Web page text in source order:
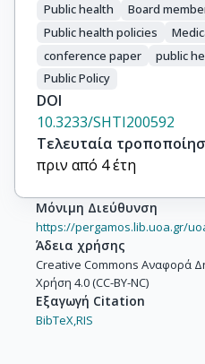
Public health Board
Public health policies
conference paper
public
Public Policy
DOI
10.3233/SHTI200592
Τελευταία
πριν από 4 έτη
Μόνιμη Διεύθυνση
https://pergamos.lib.uoa.gr/
Άδεια χρήσης
Creative Commons Αναφορά
Χρήση 4.0 (CC-BY-NC)
Εξαγωγή Citation
BibTeX,RIS